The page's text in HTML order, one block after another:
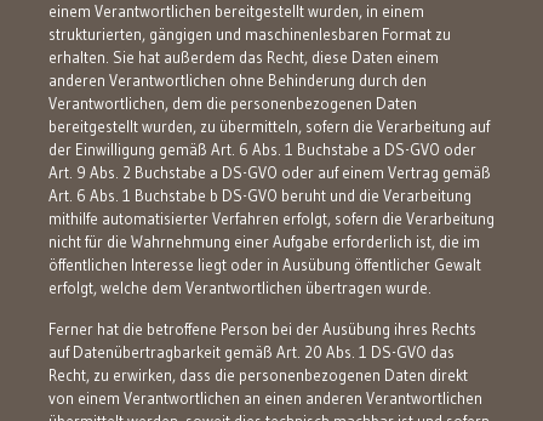
einem Verantwortlichen bereitgestellt wurden, in einem
strukturierten, gängigen und maschinenlesbaren Format zu
erhalten. Sie hat außerdem das Recht, diese Daten einem
anderen Verantwortlichen ohne Behinderung durch den
Verantwortlichen, dem die personenbezogenen Daten
bereitgestellt wurden, zu übermitteln, sofern die Verarbeitung auf
der Einwilligung gemäß Art. 6 Abs. 1 Buchstabe a DS-GVO oder
Art. 9 Abs. 2 Buchstabe a DS-GVO oder auf einem Vertrag gemäß
Art. 6 Abs. 1 Buchstabe b DS-GVO beruht und die Verarbeitung
mithilfe automatisierter Verfahren erfolgt, sofern die Verarbeitung
nicht für die Wahrnehmung einer Aufgabe erforderlich ist, die im
öffentlichen Interesse liegt oder in Ausübung öffentlicher Gewalt
erfolgt, welche dem Verantwortlichen übertragen wurde.
Ferner hat die betroffene Person bei der Ausübung ihres Rechts
auf Datenübertragbarkeit gemäß Art. 20 Abs. 1 DS-GVO das
Recht, zu erwirken, dass die personenbezogenen Daten direkt
von einem Verantwortlichen an einen anderen Verantwortlichen